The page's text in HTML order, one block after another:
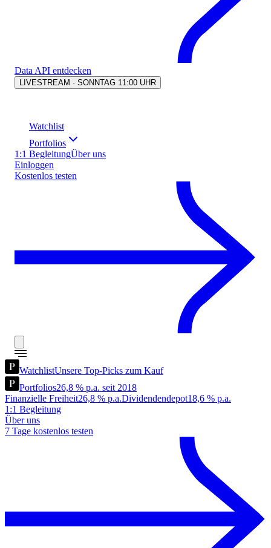
Data API entdecken
LIVESTREAM · SONNTAG 11:00 UHR
Watchlist
Portfolios
1:1 BegleitungÜber uns
Einloggen
Kostenlos testen
WatchlistUnsere Top-Picks zum Kauf
Portfolios26,8 % p.a. seit 2018
Finanzielle Freiheit26,8 % p.a.Dividendendepot18,6 % p.a.
1:1 Begleitung
Über uns
7 Tage kostenlos testen